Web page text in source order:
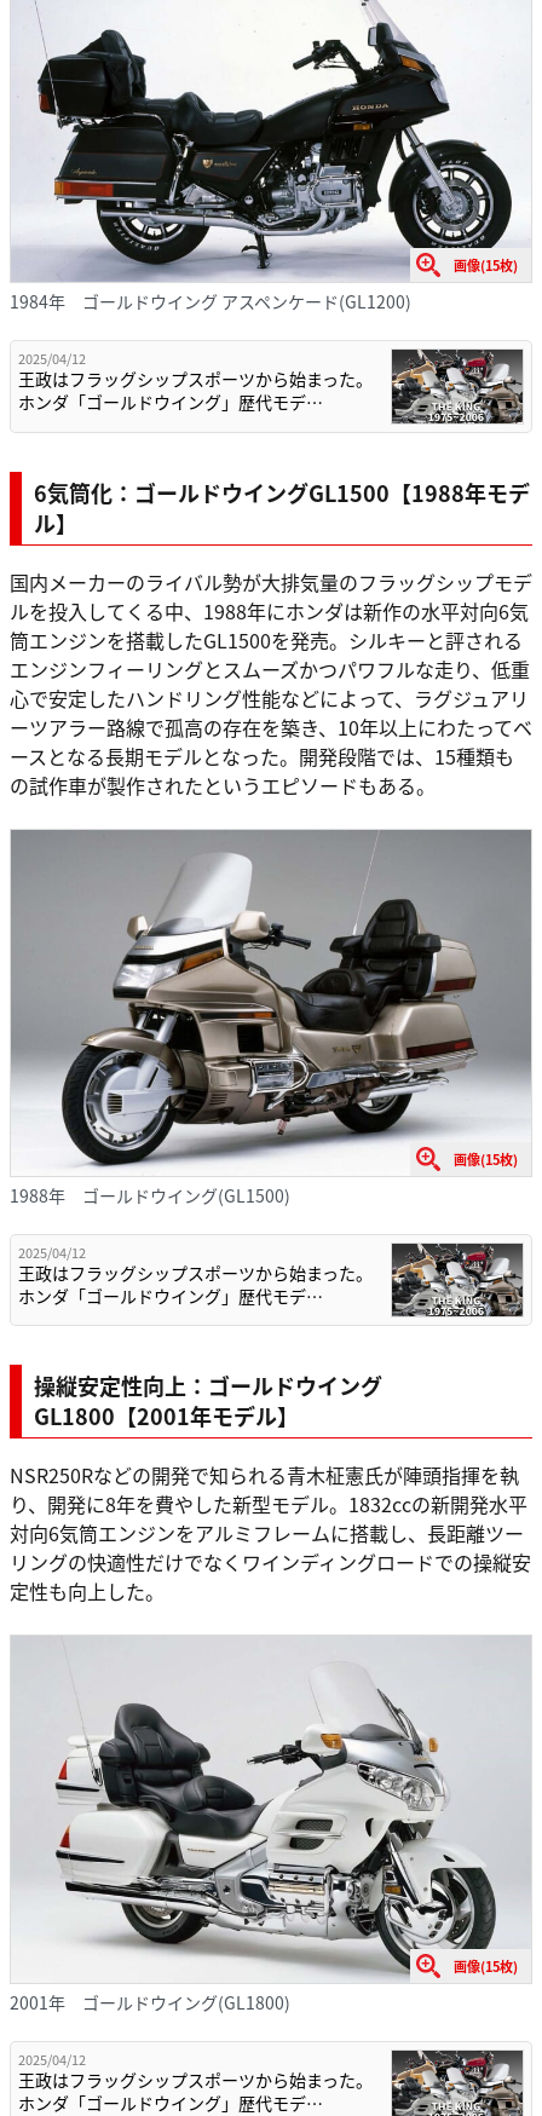
画像(15枚)
1984年 ゴールドウイング アスペンケード(GL1200)
2025/04/12
王政はフラッグシップスポーツから始まった。
ホンダ「ゴールドウイング」歴代モデ…
6気筒化：ゴールドウイングGL1500【1988年モデ
ル】
国内メーカーのライバル勢が大排気量のフラッグシップモデ
ルを投入してくる中、1988年にホンダは新作の水平対向6気
筒エンジンを搭載したGL1500を発売。シルキーと評される
エンジンフィーリングとスムーズかつパワフルな走り、低重
心で安定したハンドリング性能などによって、ラグジュアリ
ーツアラー路線で孤高の存在を築き、10年以上にわたってベ
ースとなる長期モデルとなった。開発段階では、15種類も
の試作車が製作されたというエピソードもある。
画像(15枚)
1988年 ゴールドウイング(GL1500)
2025/04/12
王政はフラッグシップスポーツから始まった。
ホンダ「ゴールドウイング」歴代モデ…
操縦安定性向上：ゴールドウイング
GL1800【2001年モデル】
NSR250Rなどの開発で知られる青木柾憲氏が陣頭指揮を執
り、開発に8年を費やした新型モデル。1832ccの新開発水平
対向6気筒エンジンをアルミフレームに搭載し、長距離ツー
リングの快適性だけでなくワインディングロードでの操縦安
定性も向上した。
画像(15枚)
2001年 ゴールドウイング(GL1800)
2025/04/12
王政はフラッグシップスポーツから始まった。
ホンダ「ゴールドウイング」歴代モデ…